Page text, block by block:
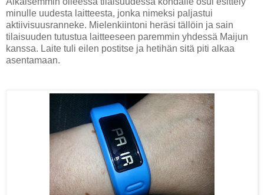
minulle uudesta laitteesta, jonka nimeksi paljastui
aktiivisuusranneke. Mielenkiintoni heräsi tällöin ja sain
tilaisuuden tutustua laitteeseen paremmin yhdessä Maijun
kanssa. Laite tuli eilen postitse ja hetihän sitä piti alkaa
asentamaan.